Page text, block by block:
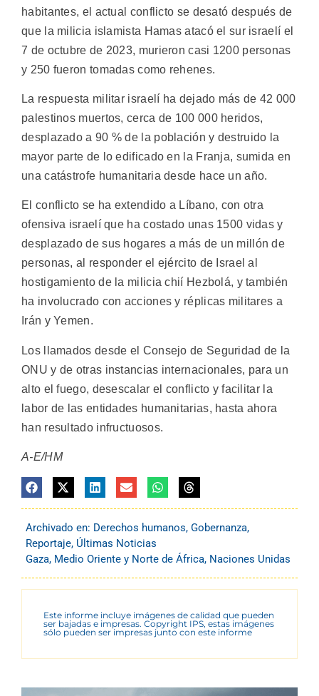
habitantes, el actual conflicto se desató después de
que la milicia islamista Hamas atacó el sur israelí el
7 de octubre de 2023, murieron casi 1200 personas
y 250 fueron tomadas como rehenes.
La respuesta militar israelí ha dejado más de 42 000
palestinos muertos, cerca de 100 000 heridos,
desplazado a 90 % de la población y destruido la
mayor parte de lo edificado en la Franja, sumida en
una catástrofe humanitaria desde hace un año.
El conflicto se ha extendido a Líbano, con otra
ofensiva israelí que ha costado unas 1500 vidas y
desplazado de sus hogares a más de un millón de
personas, al responder el ejército de Israel al
hostigamiento de la milicia chií Hezbolá, y también
ha involucrado con acciones y réplicas militares a
Irán y Yemen.
Los llamados desde el Consejo de Seguridad de la
ONU y de otras instancias internacionales, para un
alto el fuego, desescalar el conflicto y facilitar la
labor de las entidades humanitarias, hasta ahora
han resultado infructuosos.
A-E/HM
Archivado en: Derechos humanos, Gobernanza,
Reportaje, Últimas Noticias
Gaza, Medio Oriente y Norte de África, Naciones Unidas
Este informe incluye imágenes de calidad que pueden
ser bajadas e impresas. Copyright IPS, estas imágenes
sólo pueden ser impresas junto con este informe